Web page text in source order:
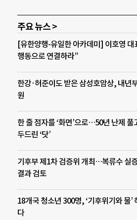
주요 뉴스 >
[유한양행-유일한 아카데미] 이호영 대
행동으로 연결하라”
한강·허준이도 받은 삼성호암상, 내년
원
한 줄 점자를 ‘화면’으로…50년 난제 풀
두드린 ‘닷’
기후부 제1차 검증위 개최…복류수 실
결과 검토
18개국 청소년 300명, ‘기후위기와 물’
다